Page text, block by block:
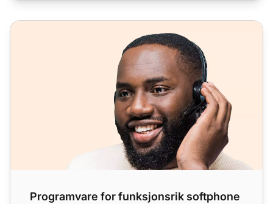
Programvare for funksjonsrik softphone
Programvare for funksjonsrik softphone